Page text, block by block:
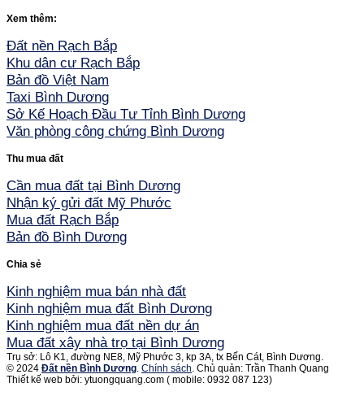
Xem thêm:
Đất nền Rạch Bắp
Khu dân cư Rạch Bắp
Bản đồ Việt Nam
Taxi Bình Dương
Sở Kế Hoạch Đầu Tư Tỉnh Bình Dương
Văn phòng công chứng Bình Dương
Thu mua đất
Cần mua đất tại Bình Dương
Nhận ký gửi đất Mỹ Phước
Mua đất Rạch Bắp
Bản đồ Bình Dương
Chia sẻ
Kinh nghiệm mua bán nhà đất
Kinh nghiệm mua đất Bình Dương
Kinh nghiệm mua đất nền dự án
Mua đất xây nhà trọ tại Bình Dương
Trụ sở: Lô K1, đường NE8, Mỹ Phước 3, kp 3A, tx Bến Cát, Bình Dương.
© 2024 Đất nền Bình Dương Chính sách . Chủ quản: Trần Thanh Quang
Thiết kế web bởi: ytuongquang.com ( mobile: 0932 087 123)